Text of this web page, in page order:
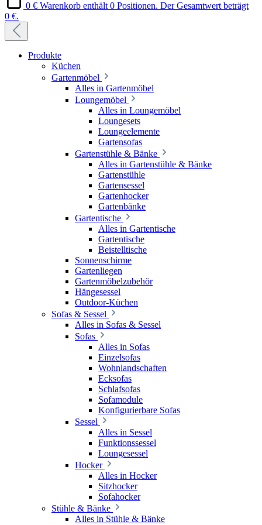
0 € Warenkorb enthält 0 Positionen. Der Gesamtwert beträgt
0 €.
Produkte
Küchen
Gartenmöbel
Alles in Gartenmöbel
Loungemöbel
Alles in Loungemöbel
Loungesets
Loungeelemente
Gartensofas
Gartenstühle & Bänke
Alles in Gartenstühle & Bänke
Gartenstühle
Gartensessel
Gartenhocker
Gartenbänke
Gartentische
Alles in Gartentische
Gartentische
Beistelltische
Sonnenschirme
Gartenliegen
Gartenmöbelzubehör
Hängesessel
Outdoor-Küchen
Sofas & Sessel
Alles in Sofas & Sessel
Sofas
Alles in Sofas
Einzelsofas
Wohnlandschaften
Ecksofas
Schlafsofas
Sofamodule
Konfigurierbare Sofas
Sessel
Alles in Sessel
Funktionssessel
Loungesessel
Hocker
Alles in Hocker
Sitzhocker
Sofahocker
Stühle & Bänke
Alles in Stühle & Bänke